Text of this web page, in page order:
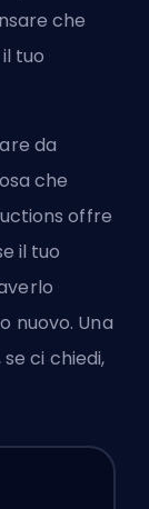
che
tuo
da
che
offre
il tuo
nuovo. Una
ci chiedi,